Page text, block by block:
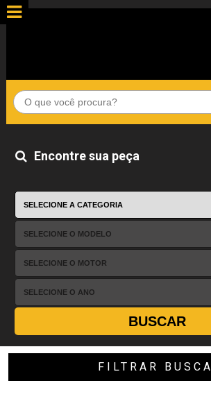
Encontre sua peça
BUSCAR
FILTRAR BUSCA